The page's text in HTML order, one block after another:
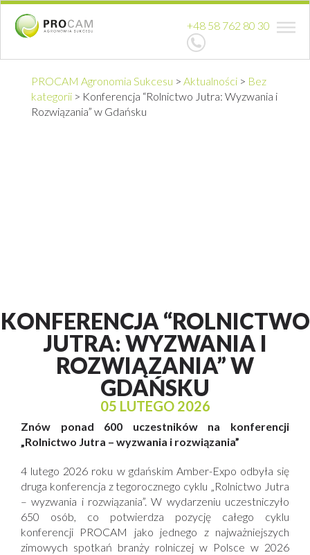
+48 58 762 80 30
PROCAM Agronomia Sukcesu > Aktualności > Bez
kategorii > Konferencja “Rolnictwo Jutra: Wyzwania i
Rozwiązania” w Gdańsku
KONFERENCJA “ROLNICTWO
JUTRA: WYZWANIA I
ROZWIĄZANIA” W
GDAŃSKU
05 LUTEGO 2026
Znów ponad 600 uczestników na konferencji
„Rolnictwo Jutra – wyzwania i rozwiązania”
4 lutego 2026 roku w gdańskim Amber-Expo odbyła się
druga konferencja z tegorocznego cyklu „Rolnictwo Jutra
– wyzwania i rozwiązania”. W wydarzeniu uczestniczyło
650 osób, co potwierdza pozycję całego cyklu
konferencji PROCAM jako jednego z najważniejszych
zimowych spotkań branży rolniczej w Polsce w 2026